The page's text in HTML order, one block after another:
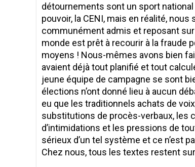
détournements sont un sport national
pouvoir, la CENI, mais en réalité,
communément admis et reposant
monde est prêt à recourir à la fraude
moyens ! Nous-mêmes avons bien
avaient déjà tout planifié et tout
jeune équipe de campagne se sont
élections n’ont donné lieu à aucun
eu que les traditionnels achats de
substitutions de procès-verbaux, les
d’intimidations et les pressions de
sérieux d’un tel système et ce n’est
Chez nous, tous les textes restent